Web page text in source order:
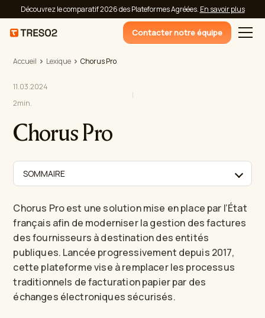
Découvrez le comparatif 2026 des Plateformes Agréées. En savoir plus
Contacter notre équipe
Accueil Lexique Chorus Pro
11.03.2024
2min.
Chorus Pro
SOMMAIRE
Chorus Pro est une solution mise en place par l’État
français afin de moderniser la gestion des factures
des fournisseurs à destination des entités
publiques. Lancée progressivement depuis 2017,
cette plateforme vise à remplacer les processus
traditionnels de facturation papier par des
échanges électroniques sécurisés.